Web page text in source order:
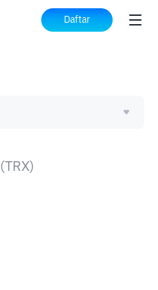
Daftar
(TRX)